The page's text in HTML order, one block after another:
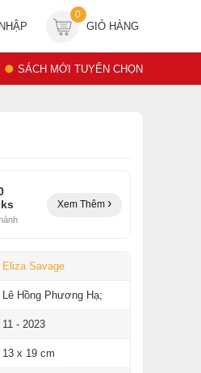
0
GIỎ HÀNG
SÁCH MỚI TUYỂN CHỌN
Xem Thêm
Eliza Savage
Lê Hồng Phương Hạ;
11 - 2023
13 x 19 cm